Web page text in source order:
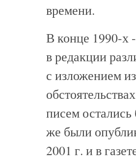
времени.
В конце 1990-х
в редакции
с изложением
писем остались
же были
2001 г. и в